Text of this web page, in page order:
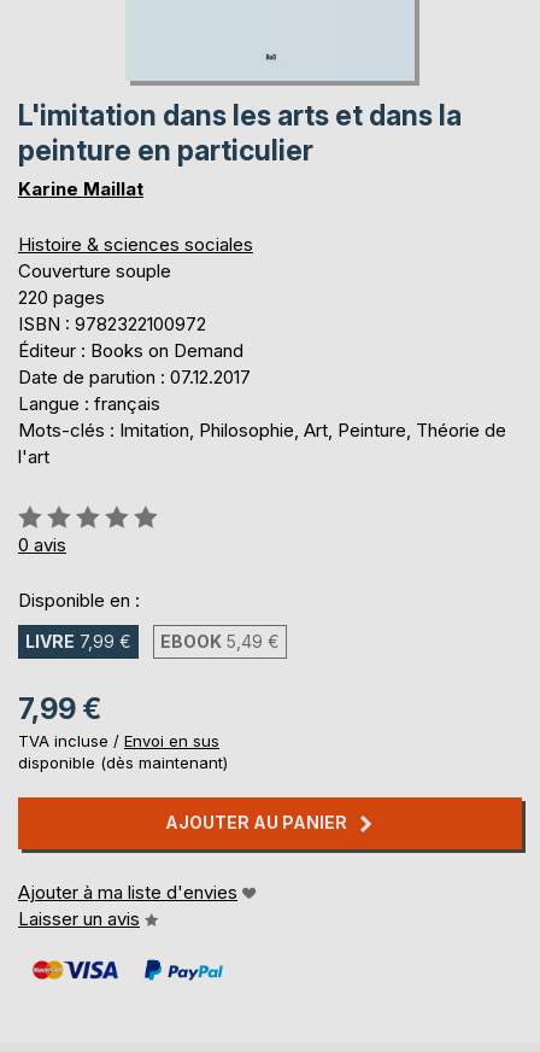
L'imitation dans les arts et dans la
peinture en particulier
Karine Maillat
Histoire & sciences sociales
Couverture souple
220 pages
ISBN : 9782322100972
Éditeur : Books on Demand
Date de parution : 07.12.2017
Langue : français
Mots-clés : Imitation, Philosophie, Art, Peinture, Théorie de
l'art
Évaluation:
0%
0 avis
Disponible en :
LIVRE 7,99 € EBOOK 5,49 €
7,99 €
TVA incluse / Envoi en sus
disponible (dès maintenant)
AJOUTER AU PANIER
Ajouter à ma liste d'envies
Laisser un avis